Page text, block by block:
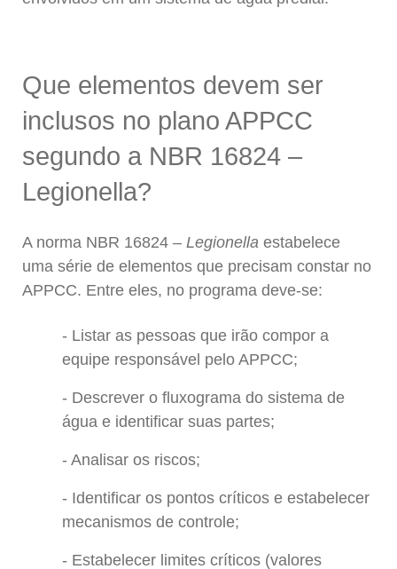
Que elementos devem ser
inclusos no plano APPCC
segundo a NBR 16824 –
Legionella?
A norma NBR 16824 – Legionella estabelece
uma série de elementos que precisam constar no
APPCC. Entre eles, no programa deve-se:
Listar as pessoas que irão compor a
equipe responsável pelo APPCC;
Descrever o fluxograma do sistema de
água e identificar suas partes;
Analisar os riscos;
Identificar os pontos críticos e estabelecer
mecanismos de controle;
Estabelecer limites críticos (valores